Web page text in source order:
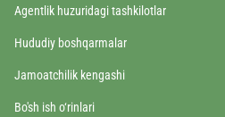
Agentlik huzuridagi tashkilotlar
Hududiy boshqarmalar
Jamoatchilik kengashi
Bo'sh ish o‘rinlari